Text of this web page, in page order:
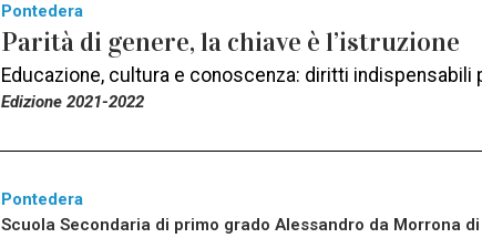
Pontedera
Parità di genere, la chiave è l’istruzione
Educazione, cultura e conoscenza: diritti indispensabili
Edizione 2021-2022
Pontedera
Scuola Secondaria di primo grado Alessandro da Morrona